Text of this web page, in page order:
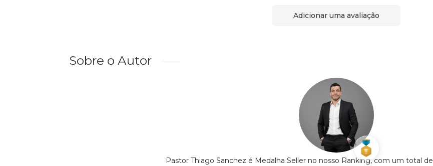
Adicionar uma avaliação
Sobre o Autor
Pastor Thiago Sanchez é Medalha Seller no nosso Ranking, com um total de